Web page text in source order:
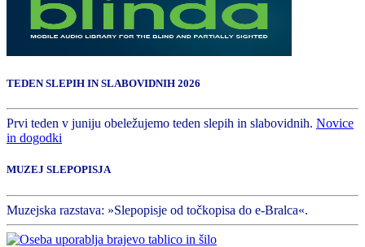
TEDEN SLEPIH IN SLABOVIDNIH 2026
Prvi teden v juniju obeležujemo teden slepih in slabovidnih. Novice
in dogodki
MUZEJ SLEPOPISJA
Muzejska razstava: »Slepopisje od točkopisa do e-Bralca«.